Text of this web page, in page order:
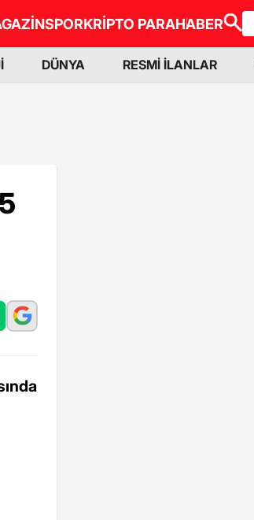
SPORKRİPTO PARAHABER
DÜNYA RESMİ İLANLAR